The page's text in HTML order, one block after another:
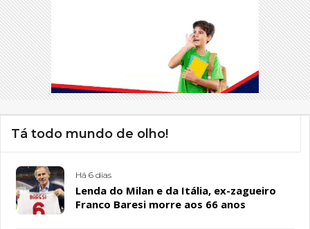
Tá todo mundo de olho!
Há 6 dias
Lenda do Milan e da Itália, ex-zagueiro
Franco Baresi morre aos 66 anos